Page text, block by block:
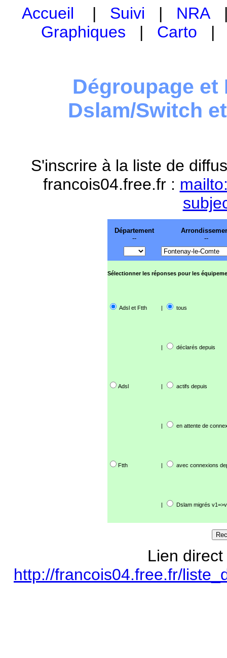
Accueil | Suivi | NRA
Graphiques | Carto
Dégroupage et
Dslam/Switch
S'inscrire à la liste de
francois04.free.fr :
Département
--
--
Sélectionner les réponses pour les
Adsl et Ftth | tous
| déclarés depuis
Adsl | actifs depuis
| en attente de
Ftth | avec connexions
| Dslam migrés
Lien
http://francois04.free.fr/